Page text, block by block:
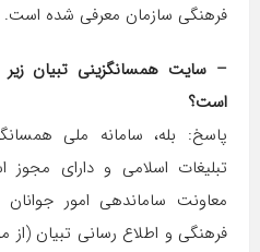
فرهنگی سازمان معرفی شده است.
– سایت همسانگزینی تبیان زیر
است؟
پاسخ: بله، سامانه ملی
تبلیغات اسلامی و دارای
معاونت ساماندهی امور
فرهنگی و اطلاع رسانی تبیان (از